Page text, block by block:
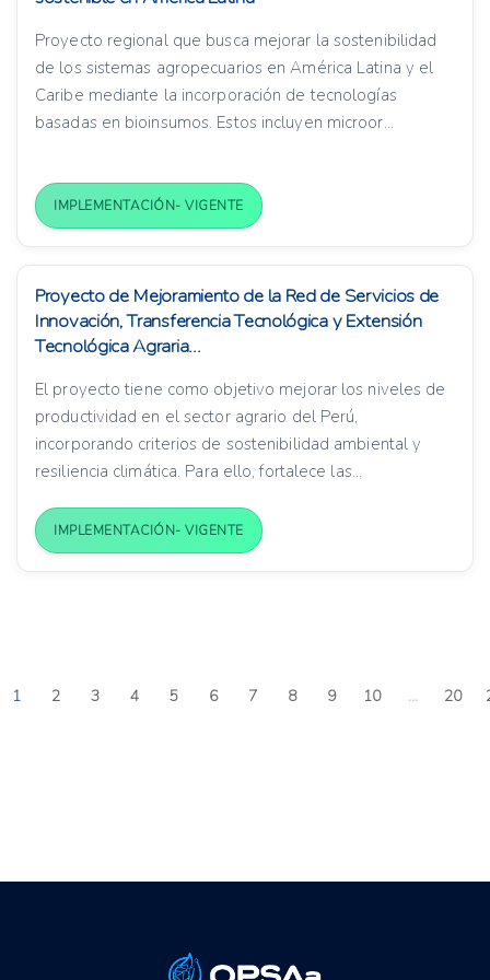
Proyecto regional que busca mejorar la sostenibilidad
de los sistemas agropecuarios en América Latina y el
Caribe mediante la incorporación de tecnologías
basadas en bioinsumos. Estos incluyen microor...
IMPLEMENTACIÓN- VIGENTE
Proyecto de Mejoramiento de la Red de Servicios de
Innovación, Transferencia Tecnológica y Extensión
Tecnológica Agraria...
El proyecto tiene como objetivo mejorar los niveles de
productividad en el sector agrario del Perú,
incorporando criterios de sostenibilidad ambiental y
resiliencia climática. Para ello, fortalece las...
IMPLEMENTACIÓN- VIGENTE
1 2 3 4 5 6 7 8 9 10 ... 20